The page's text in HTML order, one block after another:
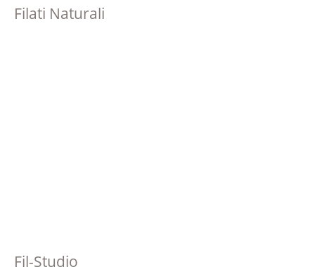
Filati Naturali
Fil-Studio